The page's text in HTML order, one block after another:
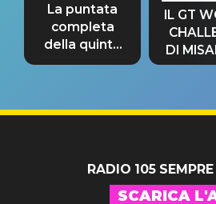
La puntata
completa
della quinta
tappa
IL GT
DI
RADIO 105
SCARICA